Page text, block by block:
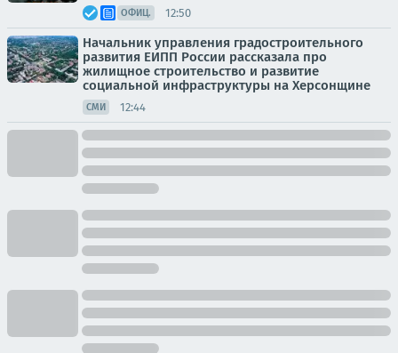
ОФИЦ. 12:50
Начальник управления градостроительного
развития ЕИПП России рассказала про
жилищное строительство и развитие
социальной инфраструктуры на Херсонщине
СМИ 12:44